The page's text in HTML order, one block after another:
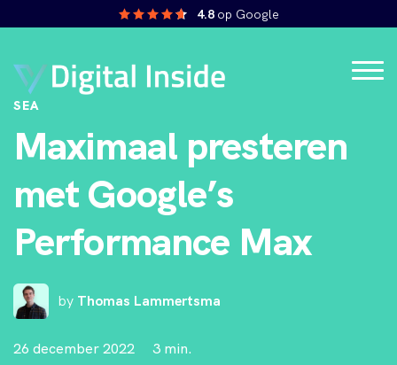
4.8 op Google
SEA
Maximaal presteren
met Google’s
Performance Max
by Thomas Lammertsma
26 december 2022 3 min.